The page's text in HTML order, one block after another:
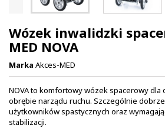
Wózek inwalidzki
MED NOVA
Marka Akces-MED
NOVA to komfortowy wózek spacerowy dla
obrębie narządu ruchu. Szczególnie
użytkowników spastycznych oraz
stabilizacji.